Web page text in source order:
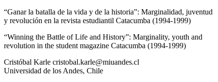
“Ganar la batalla de la vida y de la historia”: Marginalidad, juventud
y revolución en la revista estudiantil Catacumba (1994-1999)
“Winning the Battle of Life and History”: Marginality, youth and
revolution in the student magazine Catacumba (1994-1999)
Cristóbal Karle cristobal.karle@miuandes.cl
Universidad de los Andes, Chile